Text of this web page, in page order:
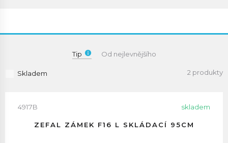
Tip Od nejlevnějšího
Skladem 2 produkty
4917B skladem
ZEFAL ZÁMEK F16 L SKLÁDACÍ 95CM